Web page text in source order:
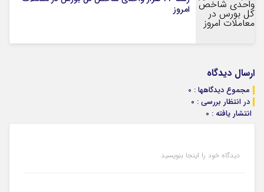
امروز
ارسال دیدگاه
مجموع دیدگاهها : 0
در انتظار بررسی : 0
انتشار یافته : 0
دیدگاه خود را اینجا بنویسید